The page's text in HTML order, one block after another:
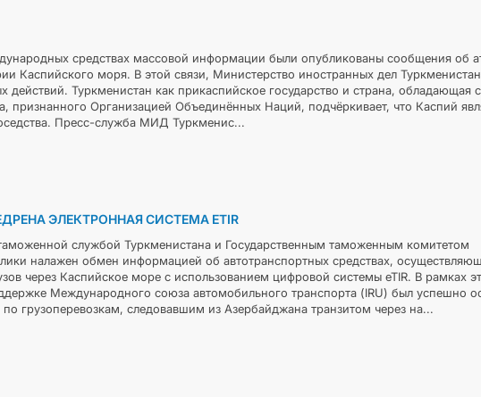
средствах массовой информации были опубликованы сообщения об
Каспийского моря. В этой связи, Министерство иностранных дел
действий. Туркменистан как прикаспийское государство и страна, обладающая
признанного Организацией Объединённых Наций, подчёркивает, что Каспий
Пресс-служба МИД Туркменис...
ЭЛЕКТРОННАЯ СИСТЕМА ETIR
службой Туркменистана и Государственным таможенным комитетом
налажен обмен информацией об автотранспортных средствах,
через Каспийское море с использованием цифровой системы eTIR. В рамках
Международного союза автомобильного транспорта (IRU) был успешно
грузоперевозкам, следовавшим из Азербайджана транзитом через на...